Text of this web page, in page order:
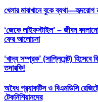
খেলার মাঝখানে বুকে ব্যথা—হৃদরোগ
‘জেকে লাইফস্টাইল’ – জীবন
ফের আলোচনা
‘খাদ্য সম্পূরক’ (সাপ্লিমেন্ট)
তদারকি!
অবৈধ প্র‍্যাকটিস ও বিএমডিসি
টেকনিশিয়ানদের